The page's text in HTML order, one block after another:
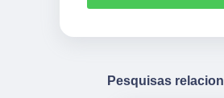
Pesquisas